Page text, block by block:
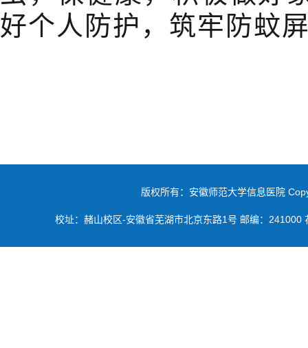
好个人防护，筑牢防蚊
版权所有：安徽师范大学信息医院
校址：赭山校区-安徽省芜湖市北京东路1号 邮编：